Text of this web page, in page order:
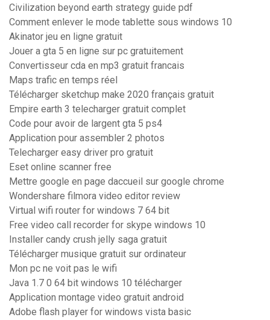
Civilization beyond earth strategy guide pdf
Comment enlever le mode tablette sous windows 10
Akinator jeu en ligne gratuit
Jouer a gta 5 en ligne sur pc gratuitement
Convertisseur cda en mp3 gratuit francais
Maps trafic en temps réel
Télécharger sketchup make 2020 français gratuit
Empire earth 3 telecharger gratuit complet
Code pour avoir de largent gta 5 ps4
Application pour assembler 2 photos
Telecharger easy driver pro gratuit
Eset online scanner free
Mettre google en page daccueil sur google chrome
Wondershare filmora video editor review
Virtual wifi router for windows 7 64 bit
Free video call recorder for skype windows 10
Installer candy crush jelly saga gratuit
Télécharger musique gratuit sur ordinateur
Mon pc ne voit pas le wifi
Java 1.7 0 64 bit windows 10 télécharger
Application montage video gratuit android
Adobe flash player for windows vista basic